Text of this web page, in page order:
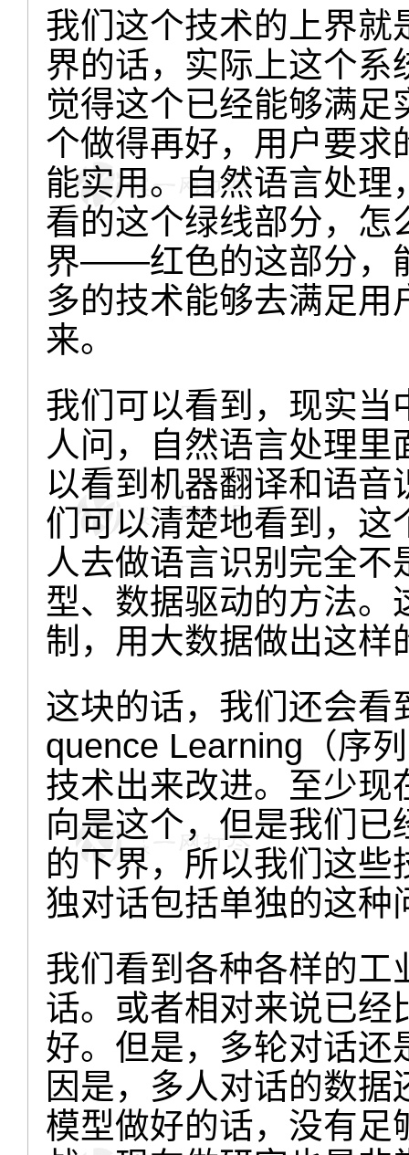
我们这个技术的上界就
界的话，实际上这个
觉得这个已经能够满
个做得再好，用户要求
能实用。自然语言处
看的这个绿线部分，怎
界——红色的这部分，
多的技术能够去满足
来。
我们可以看到，现实当
人问，自然语言处理
以看到机器翻译和语
们可以清楚地看到，这
人去做语言识别完全
型、数据驱动的方法
制，用大数据做出这样
这块的话，我们还会看
quence Learning（序
技术出来改进。至少现
向是这个，但是我们
的下界，所以我们这
独对话包括单独的这种
我们看到各种各样的工
话。或者相对来说已经
好。但是，多轮对话还
因是，多人对话的数
模型做好的话，没有足